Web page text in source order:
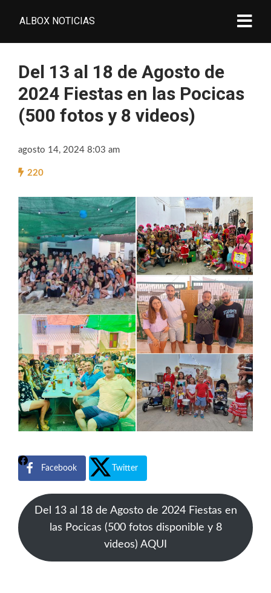
ALBOX NOTICIAS
Del 13 al 18 de Agosto de
2024 Fiestas en las Pocicas
(500 fotos y 8 videos)
agosto 14, 2024 8:03 am
220
Facebook Twitter
Del 13 al 18 de Agosto de 2024 Fiestas en
las Pocicas (500 fotos disponible y 8
videos) AQUI